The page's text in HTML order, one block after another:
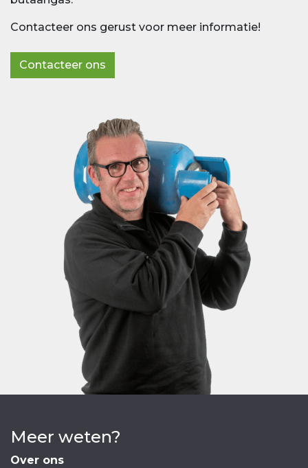
Contacteer ons gerust voor meer informatie!
Contacteer ons
Meer weten?
Over ons